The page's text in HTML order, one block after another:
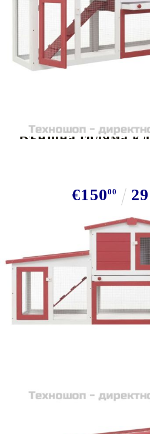
Външна голяма
€15000
В
Време за
Безплатна доставка до адрес
Вътрешни размери:
189 x 37 x 82,5